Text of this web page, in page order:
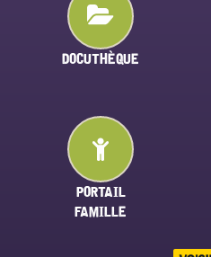
DOCUTHÈQUE
PORTAIL
FAMILLE